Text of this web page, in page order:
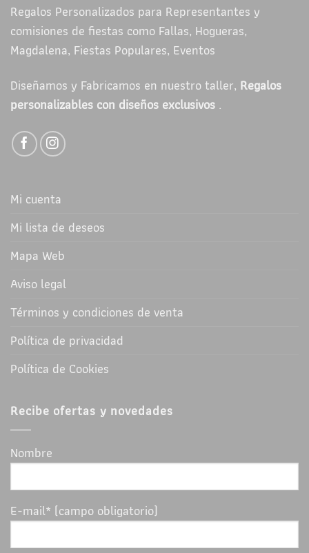
Regalos Personalizados para Representantes y
comisiones de fiestas como Fallas, Hogueras,
Magdalena, Fiestas Populares, Eventos
Diseñamos y Fabricamos en nuestro taller, Regalos
personalizables con diseños exclusivos .
Mi cuenta
Mi lista de deseos
Mapa Web
Aviso legal
Términos y condiciones de venta
Política de privacidad
Política de Cookies
Recibe ofertas y novedades
Nombre
E-mail* (campo obligatorio)